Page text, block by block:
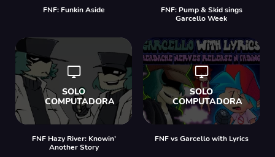
FNF: Funkin Aside
FNF: Pump & Skid sings
Garcello Week
FNF Hazy River: Knowin’
Another Story
FNF vs Garcello with Lyrics